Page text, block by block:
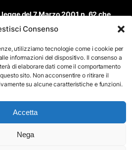
Consenso
utilizziamo tecnologie come i cookie per
informazioni del dispositivo. Il consenso a
di elaborare dati come il comportamento
sito. Non acconsentire o ritirare il
su alcune caratteristiche e funzioni.
Accetta
Nega
del 7 Marzo 2001 n. 62 che
categoria di “Informazione
collaboratori detentori del
solo dietro specifica
del sito, comprensivo di testi e
specificato, è
non può essere riprodotto e
elettronico o cartaceo senza
da parte dello staff di ”Il Mare